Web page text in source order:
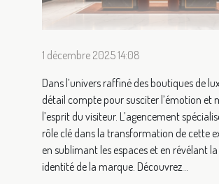
1 décembre 2025 14:08
Dans l’univers raffiné des boutiques de
détail compte pour susciter l’émotion et
l’esprit du visiteur. L’agencement
rôle clé dans la transformation de cette
en sublimant les espaces et en révélant
identité de la marque. Découvrez...